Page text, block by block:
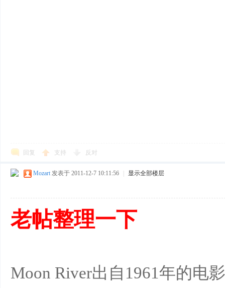
回复 支持 反对
Mozart 发表于 2011-12-7 10:11:56 显示全部楼层
老帖整理一下
Moon River出自1961年的电